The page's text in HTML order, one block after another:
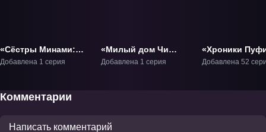
«Сёстры Минами:
Простите за
Добавлена 1 серия
«Милый дом Чи
OVA» ОВА-1
Добавлена 1 серия
«Хроники
ТВ-1
Добавлена 52
Комментарии